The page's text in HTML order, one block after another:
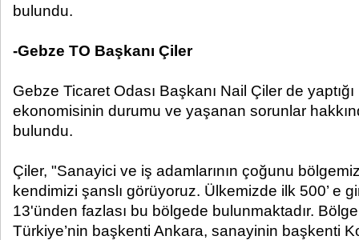
bulundu.
-Gebze TO Başkanı Çiler
Gebze Ticaret Odası Başkanı Nail Çiler de
ekonomisinin durumu ve yaşanan sorunlar
bulundu.
Çiler, "Sanayici ve iş adamlarının çoğunu
kendimizi şanslı görüyoruz. Ülkemizde ilk 500’ e
13'ünden fazlası bu bölgede bulunmaktadır.
Türkiye’nin başkenti Ankara, sanayinin başkenti